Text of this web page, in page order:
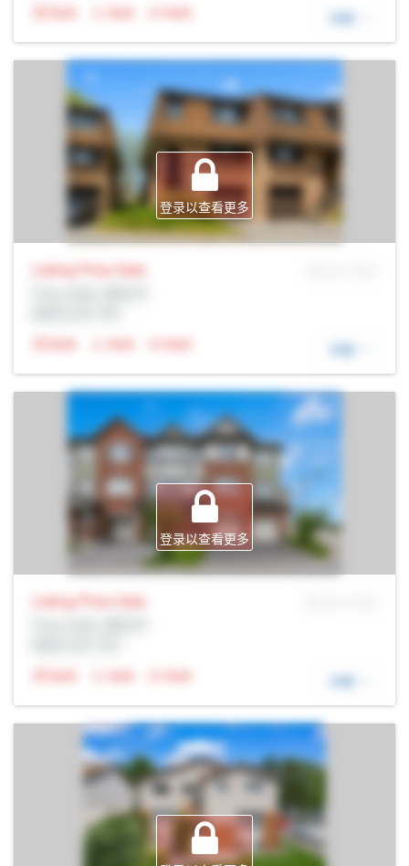
N/A
N/A N/A 详细
登录以查看更多
Listing Price Sale
N/A
N/A N/A 详细
登录以查看更多
Listing Price Sale
N/A
N/A N/A 详细